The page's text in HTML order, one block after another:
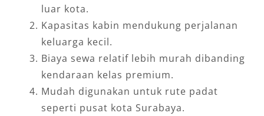
luar kota.
Kapasitas kabin mendukung perjalanan
keluarga kecil.
Biaya sewa relatif lebih murah dibanding
kendaraan kelas premium.
Mudah digunakan untuk rute padat
seperti pusat kota Surabaya.